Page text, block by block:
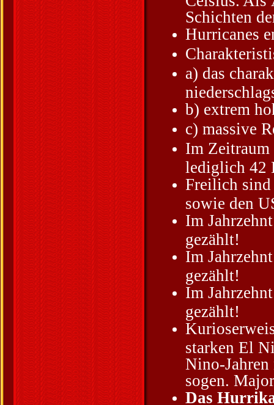
Schichten
Hurricanes
a) das
b) extrem
c) massive
Im Zeitraum
lediglich 42
Freilich
sowie den
Im
gezählt!
Im
gezählt!
Im
gezählt!
starken El
Nino-
sogen.
Das